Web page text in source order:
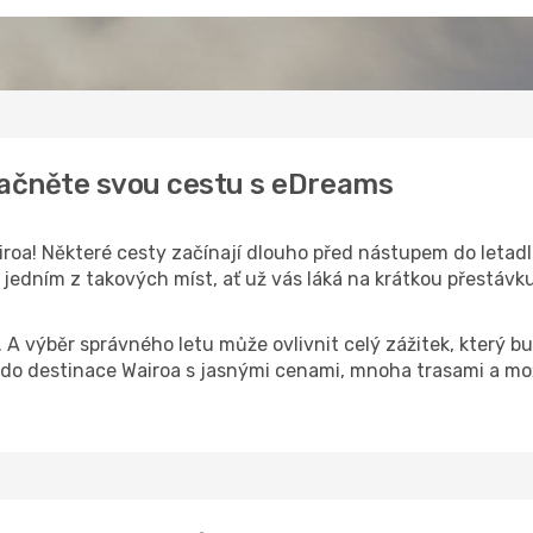
svou cestu s eDreams
Některé cesty začínají dlouho před nástupem do
z takových míst, ať už vás láká na krátkou
výběr správného letu může ovlivnit celý zážitek, který
destinace Wairoa s jasnými cenami, mnoha trasami a